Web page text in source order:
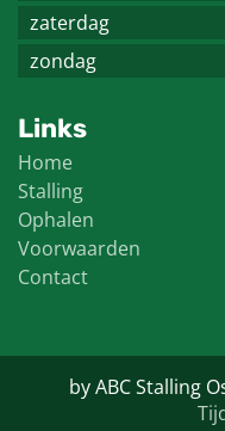
zaterdag
zondag
Links
Home
Stalling
Ophalen
Voorwaarden
Contact
by ABC Stalling